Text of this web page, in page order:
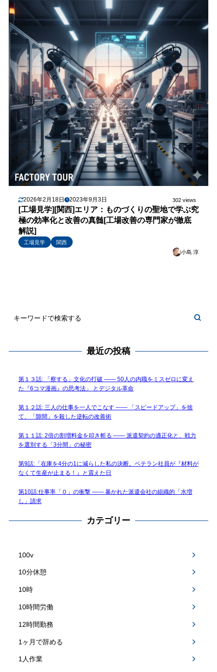
2026年2月18日 2023年9月3日 302 views
[工場見学][関西]エリア：ものづくりの聖地で学ぶ究
極の効率化と改善の真髄[工場改善の専門家が徹底
解説]
工場見学
関西
小島 淳
最近の投稿
第１３話: 「察する」文化の打破 —— 50人の内職をミスゼロに変え
た『6コマ漫画』の思考法」 とデジタル革命
第１２話: 三人の仕事を一人でこなす —— 「スピードアップ」を捨
て、「隙間」を殺した逆転の改善術
第１１話: 2倍の割増料金を叩き斬る —— 派遣契約の適正化と、戦力
を選別する「3分間」の秘密
第9話:「在庫を4分の1に減らした私の決断。ベテラン社員が『材料が
なくて生産が止まる！』と震えた日
第10話:仕事率「０」の衝撃 —— 暴かれた派遣会社の組織的「水増
し」請求
カテゴリー
100v
10分休憩
10時
10時間労働
12時間勤務
1ヶ月で辞める
1人作業